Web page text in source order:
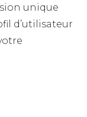
unique
d’utilisateur